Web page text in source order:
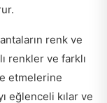
renk ve
renkler ve farklı
etmelerine
eğlenceli kılar ve